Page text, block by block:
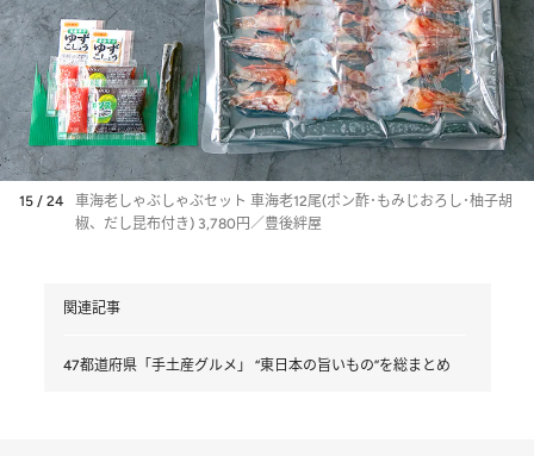
15 / 24
車海老しゃぶしゃぶセット 車海老12尾(ポン酢･もみじおろし･柚子胡
椒、だし昆布付き) 3,780円／豊後絆屋
関連記事
47都道府県「手土産グルメ」 “東日本の旨いもの”を総まとめ